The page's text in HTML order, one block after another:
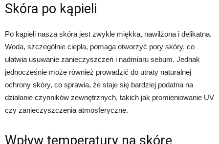
Skóra po kąpieli
Po kąpieli nasza skóra jest zwykle miękka, nawilżona i delikatna.
Woda, szczególnie ciepła, pomaga otworzyć pory skóry, co
ułatwia usuwanie zanieczyszczeń i nadmiaru sebum. Jednak
jednocześnie może również prowadzić do utraty naturalnej
ochrony skóry, co sprawia, że staje się bardziej podatna na
działanie czynników zewnętrznych, takich jak promieniowanie UV
czy zanieczyszczenia atmosferyczne.
Wpływ temperatury na skórę